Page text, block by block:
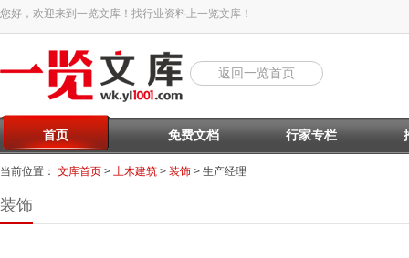
您好，欢迎来到一览文库！找行业资料上一览文库！
返回一览首页
首页 免费文档 行家专栏
当前位置： 文库首页 > 土木建筑 > 装饰 > 生产经理
装饰